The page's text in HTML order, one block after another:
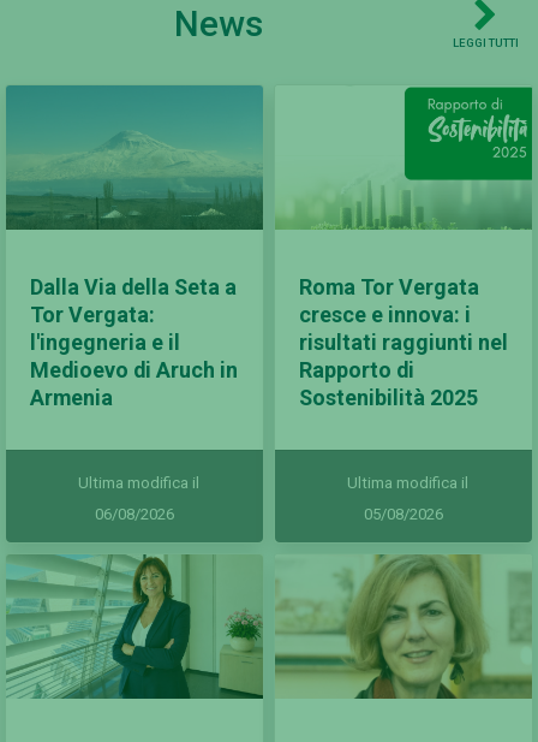
News LEGGI TUTTI
Dalla Via della Seta a
Tor Vergata:
l'ingegneria e il
Medioevo di Aruch in
Armenia
Ultima modifica il
06/08/2026
Roma Tor Vergata
cresce e innova: i
risultati raggiunti nel
Rapporto di
Sostenibilità 2025
Ultima modifica il
05/08/2026